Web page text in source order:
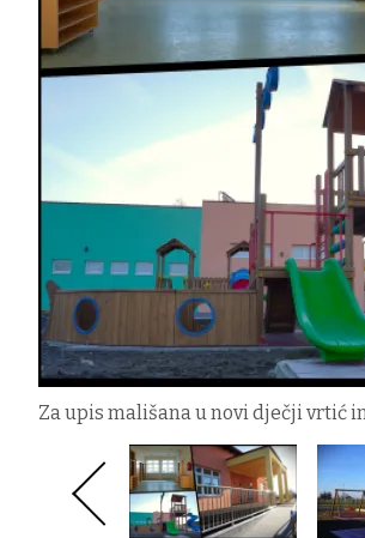
Za upis mališana u novi dječji vrtić